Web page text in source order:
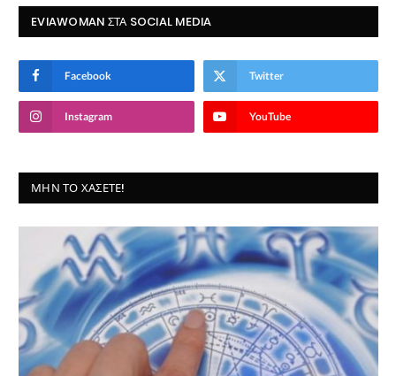
EVIAWOMAN ΣΤΑ SOCIAL MEDIA
Facebook Twitter
Instagram YouTube
ΜΗΝ ΤΟ ΧΆΣΕΤΕ!